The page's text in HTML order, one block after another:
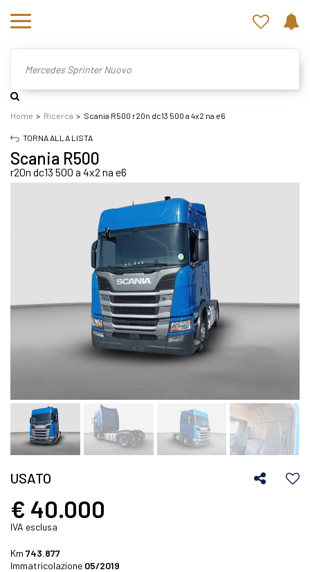
Home Ricerca Scania R500 r20n dc13 500 a 4x2 na e6
TORNA ALLA LISTA
Scania R500
r20n dc13 500 a 4x2 na e6
USATO
€ 40.000
IVA esclusa
Km 743.877
Immatricolazione 05/2019